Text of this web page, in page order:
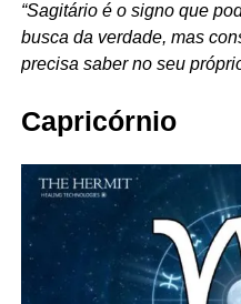
“Sagitário é o signo que
busca da verdade, mas
precisa saber no seu
Capricórnio